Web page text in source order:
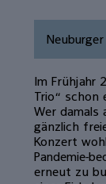
Im Frühjahr
Trio“ schon
Wer damals
gänzlich
Konzert
Pandemie-
erneut zu